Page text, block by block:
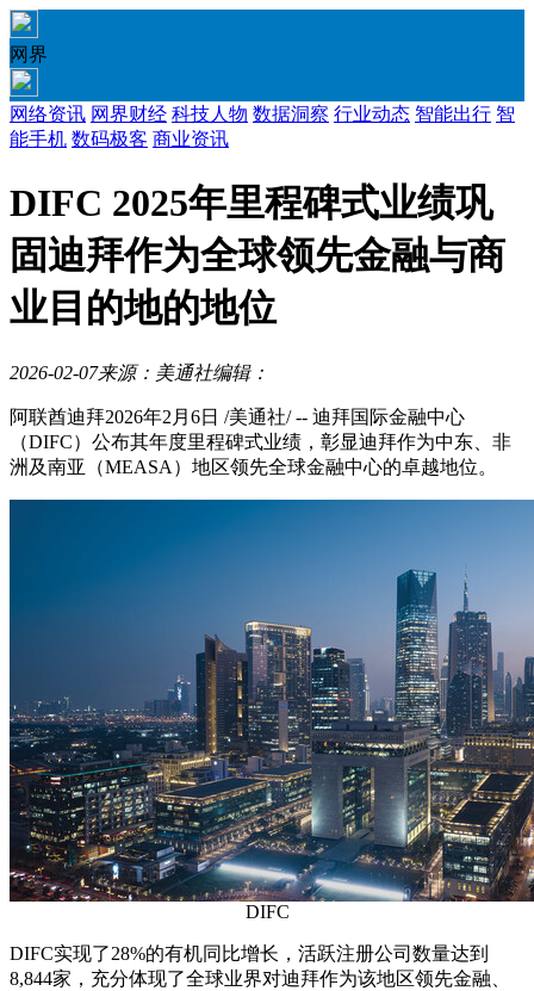
网界
网络资讯 网界财经 科技人物 数据洞察 行业动态 智能出行 智
能手机 数码极客 商业资讯
DIFC 2025年里程碑式业绩巩
固迪拜作为全球领先金融与商
业目的地的地位
2026-02-07来源：美通社编辑：
阿联酋迪拜2026年2月6日 /美通社/ -- 迪拜国际金融中心
（DIFC）公布其年度里程碑式业绩，彰显迪拜作为中东、非
洲及南亚（MEASA）地区领先全球金融中心的卓越地位。
DIFC
DIFC实现了28%的有机同比增长，活跃注册公司数量达到
8,844家，充分体现了全球业界对迪拜作为该地区领先金融、